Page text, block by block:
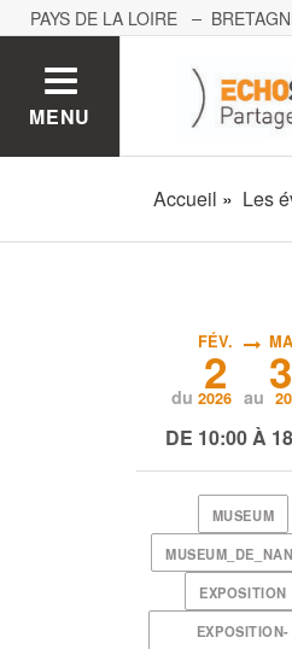
PAYS DE LA LOIRE
MENU
Accueil Les
du
FÉV.
2
2026 au
DE 10:00 À
MUSEUM
EXPOSITION
EXPOSITION-